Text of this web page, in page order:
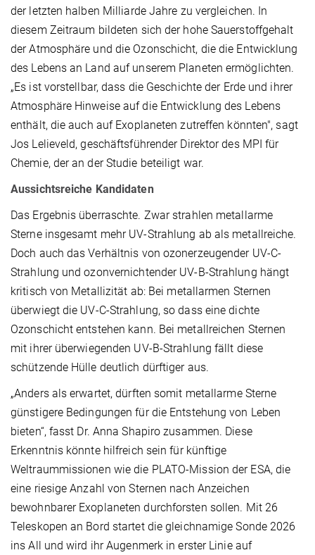
der letzten halben Milliarde Jahre zu vergleichen. In
diesem Zeitraum bildeten sich der hohe Sauerstoffgehalt
der Atmosphäre und die Ozonschicht, die die Entwicklung
des Lebens an Land auf unserem Planeten ermöglichten.
„Es ist vorstellbar, dass die Geschichte der Erde und ihrer
Atmosphäre Hinweise auf die Entwicklung des Lebens
enthält, die auch auf Exoplaneten zutreffen könnten", sagt
Jos Lelieveld, geschäftsführender Direktor des MPI für
Chemie, der an der Studie beteiligt war.
Aussichtsreiche Kandidaten
Das Ergebnis überraschte. Zwar strahlen metallarme
Sterne insgesamt mehr UV-Strahlung ab als metallreiche.
Doch auch das Verhältnis von ozonerzeugender UV-C-
Strahlung und ozonvernichtender UV-B-Strahlung hängt
kritisch von Metallizität ab: Bei metallarmen Sternen
überwiegt die UV-C-Strahlung, so dass eine dichte
Ozonschicht entstehen kann. Bei metallreichen Sternen
mit ihrer überwiegenden UV-B-Strahlung fällt diese
schützende Hülle deutlich dürftiger aus.
„Anders als erwartet, dürften somit metallarme Sterne
günstigere Bedingungen für die Entstehung von Leben
bieten“, fasst Dr. Anna Shapiro zusammen. Diese
Erkenntnis könnte hilfreich sein für künftige
Weltraummissionen wie die PLATO-Mission der ESA, die
eine riesige Anzahl von Sternen nach Anzeichen
bewohnbarer Exoplaneten durchforsten sollen. Mit 26
Teleskopen an Bord startet die gleichnamige Sonde 2026
ins All und wird ihr Augenmerk in erster Linie auf